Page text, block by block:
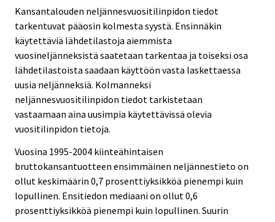
Kansantalouden neljännesvuositilinpidon tiedot
tarkentuvat pääosin kolmesta syystä. Ensinnäkin
käytettäviä lähdetilastoja aiemmista
vuosineljänneksistä saatetaan tarkentaa ja toiseksi osa
lähdetilastoista saadaan käyttöön vasta laskettaessa
uusia neljänneksiä. Kolmanneksi
neljännesvuositilinpidon tiedot tarkistetaan
vastaamaan aina uusimpia käytettävissä olevia
vuositilinpidon tietoja.
Vuosina 1995-2004 kiinteähintaisen
bruttokansantuotteen ensimmäinen neljännestieto on
ollut keskimäärin 0,7 prosenttiyksikköä pienempi kuin
lopullinen. Ensitiedon mediaani on ollut 0,6
prosenttiyksikköä pienempi kuin lopullinen. Suurin